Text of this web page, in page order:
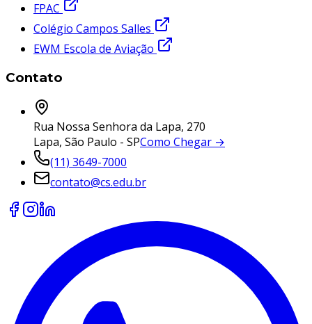
FPAC
Colégio Campos Salles
EWM Escola de Aviação
Contato
Rua Nossa Senhora da Lapa, 270
Lapa, São Paulo - SPComo Chegar →
(11) 3649-7000
contato@cs.edu.br